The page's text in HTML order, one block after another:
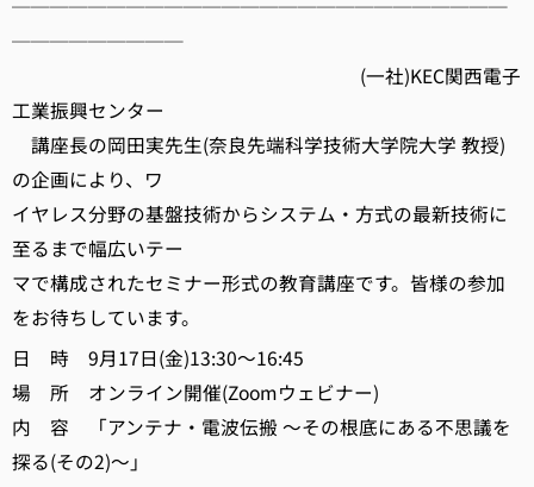
──────────────────────────
─────────
(一社)KEC関西電子
工業振興センター
講座長の岡田実先生(奈良先端科学技術大学院大学 教授)
の企画により、ワ
イヤレス分野の基盤技術からシステム・方式の最新技術に
至るまで幅広いテー
マで構成されたセミナー形式の教育講座です。皆様の参加
をお待ちしています。
日 時 9月17日(金)13:30～16:45
場 所 オンライン開催(Zoomウェビナー)
内 容 「アンテナ・電波伝搬 ～その根底にある不思議を
探る(その2)～」